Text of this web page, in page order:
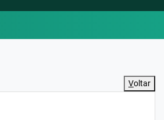
Voltar